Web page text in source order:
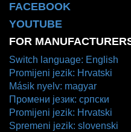
FACEBOOK
YOUTUBE
FOR
Switch language: English
Promijeni jezik: Hrvatski
Másik nyelv: magyar
Промени језик: српски
Promijeni jezik: Hrvatski
Spremeni jezik: slovenski